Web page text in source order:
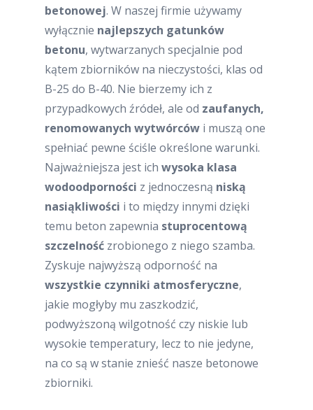
betonowej. W naszej firmie używamy
wyłącznie najlepszych gatunków
betonu, wytwarzanych specjalnie pod
kątem zbiorników na nieczystości, klas od
B-25 do B-40. Nie bierzemy ich z
przypadkowych źródeł, ale od zaufanych,
renomowanych wytwórców i muszą one
spełniać pewne ściśle określone warunki.
Najważniejsza jest ich wysoka klasa
wodoodporności z jednoczesną niską
nasiąkliwości i to między innymi dzięki
temu beton zapewnia stuprocentową
szczelność zrobionego z niego szamba.
Zyskuje najwyższą odporność na
wszystkie czynniki atmosferyczne,
jakie mogłyby mu zaszkodzić,
podwyższoną wilgotność czy niskie lub
wysokie temperatury, lecz to nie jedyne,
na co są w stanie znieść nasze betonowe
zbiorniki.